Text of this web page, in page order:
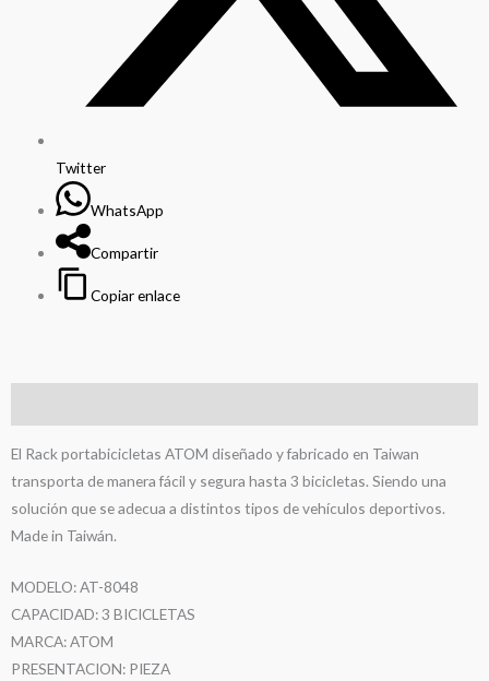
Twitter
WhatsApp
Compartir
Copiar enlace
El Rack portabicicletas ATOM diseñado y fabricado en Taiwan
transporta de manera fácil y segura hasta 3 bicicletas. Siendo una
solución que se adecua a distintos tipos de vehículos deportivos.
Made in Taiwán.
MODELO: AT-8048
CAPACIDAD: 3 BICICLETAS
MARCA: ATOM
PRESENTACION: PIEZA